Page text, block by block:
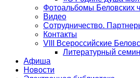
Фотоальбомы Беловских
Видео
Сотрудничество.
Контакты
VIII Всероссийские
Литературный
Афиша
Новости